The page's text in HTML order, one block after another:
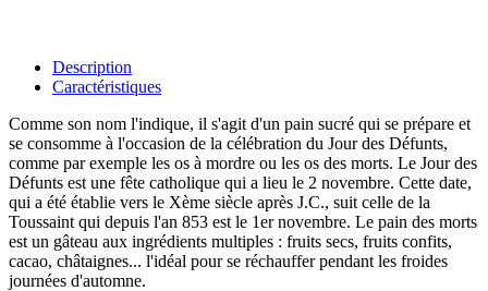
Description
Caractéristiques
Comme son nom l'indique, il s'agit d'un pain sucré qui se prépare et
se consomme à l'occasion de la célébration du Jour des Défunts,
comme par exemple les os à mordre ou les os des morts. Le Jour des
Défunts est une fête catholique qui a lieu le 2 novembre. Cette date,
qui a été établie vers le Xème siècle après J.C., suit celle de la
Toussaint qui depuis l'an 853 est le 1er novembre. Le pain des morts
est un gâteau aux ingrédients multiples : fruits secs, fruits confits,
cacao, châtaignes... l'idéal pour se réchauffer pendant les froides
journées d'automne.